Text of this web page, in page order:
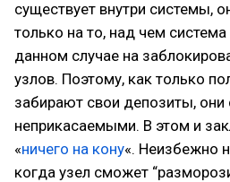
существует внутри системы,
только на то, над чем
данном случае на
узлов. Поэтому, как только
забирают свои депозиты, они
неприкасаемыми. В этом и
«ничего на кону«. Неизбежно
когда узел сможет